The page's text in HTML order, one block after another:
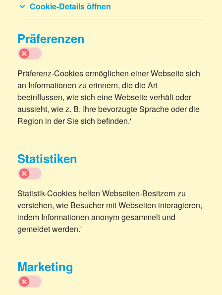
Cookie-Details öffnen
Präferenzen
Präferenz-Cookies ermöglichen einer Webseite sich
an Informationen zu erinnern, die die Art
beeinflussen, wie sich eine Webseite verhält oder
aussieht, wie z. B. Ihre bevorzugte Sprache oder die
Region in der Sie sich befinden.'
Statistiken
Statistik-Cookies helfen Webseiten-Besitzern zu
verstehen, wie Besucher mit Webseiten interagieren,
indem Informationen anonym gesammelt und
gemeldet werden.'
Marketing